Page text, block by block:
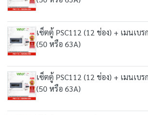
เซ็ตตู้ PSC112 (12 ช่อง) + เมนเบร
(50 หรือ 63A)
เซ็ตตู้ PSC112 (12 ช่อง) + เมนเบร
(50 หรือ 63A)